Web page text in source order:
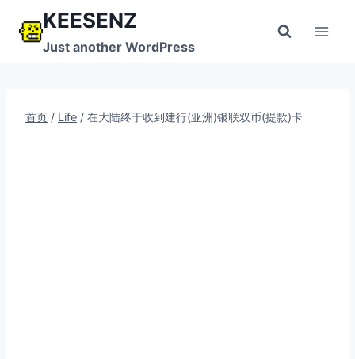
KEESENZ
Just another WordPress
首页 / Life / 在大陆终于收到建行(亚洲)银联双币(提款)卡